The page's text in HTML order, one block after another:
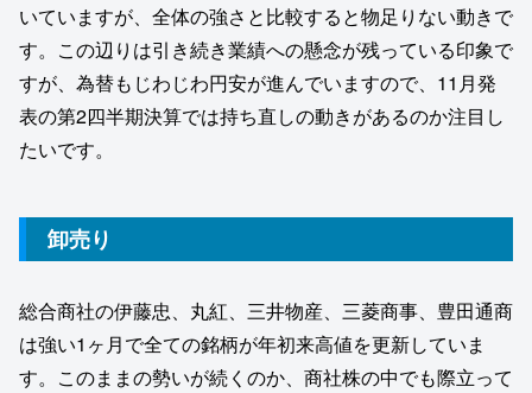
いていますが、全体の強さと比較すると物足りない動きで
す。この辺りは引き続き業績への懸念が残っている印象で
すが、為替もじわじわ円安が進んでいますので、11月発
表の第2四半期決算では持ち直しの動きがあるのか注目し
たいです。
卸売り
総合商社の伊藤忠、丸紅、三井物産、三菱商事、豊田通商
は強い1ヶ月で全ての銘柄が年初来高値を更新していま
す。このままの勢いが続くのか、商社株の中でも際立って